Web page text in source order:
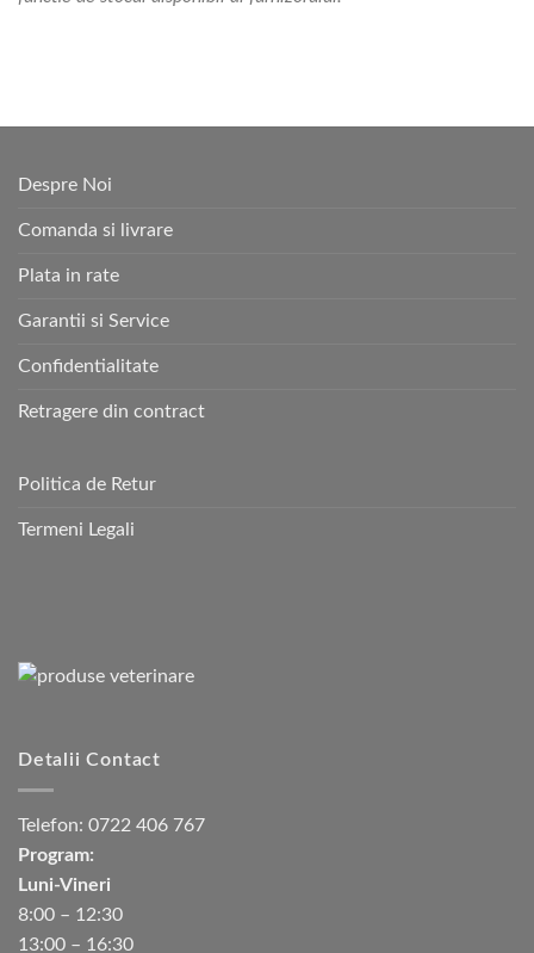
Despre Noi
Comanda si livrare
Plata in rate
Garantii si Service
Confidentialitate
Retragere din contract
Politica de Retur
Termeni Legali
Detalii Contact
Telefon: 0722 406 767
Program:
Luni-Vineri
8:00 – 12:30
13:00 – 16:30